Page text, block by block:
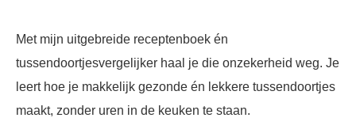
Met mijn uitgebreide receptenboek én
tussendoortjesvergelijker haal je die onzekerheid weg. Je
leert hoe je makkelijk gezonde én lekkere tussendoortjes
maakt, zonder uren in de keuken te staan.